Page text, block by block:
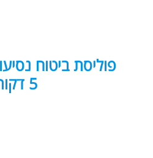
פוליסת ביטוח
5 דקות